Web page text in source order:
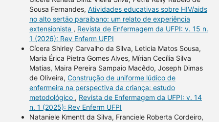
Sousa Fernandes, Atividades educativas sobre HIV/aids
no alto sertão paraibano: um relato de experiência
extensionista , Revista de Enfermagem da UFPI: v. 15 n.
1 (2026): Rev Enferm UFPI
Cícera Shirley Carvalho da Silva, Leticia Matos Sousa,
Maria Érica Pietra Gomes Alves, Mírian Cecília Silva
Matias, Maira Pereira Sampaio Macêdo, Joseph Dimas
de Oliveira, Construção de uniforme lúdico de
enfermeira na perspectiva da criança: estudo
metodológico , Revista de Enfermagem da UFPI: v. 14
n. 1 (2025): Rev Enferm UFPI
Nataniele Kmentt da Silva, Franciele Roberta Cordeiro,